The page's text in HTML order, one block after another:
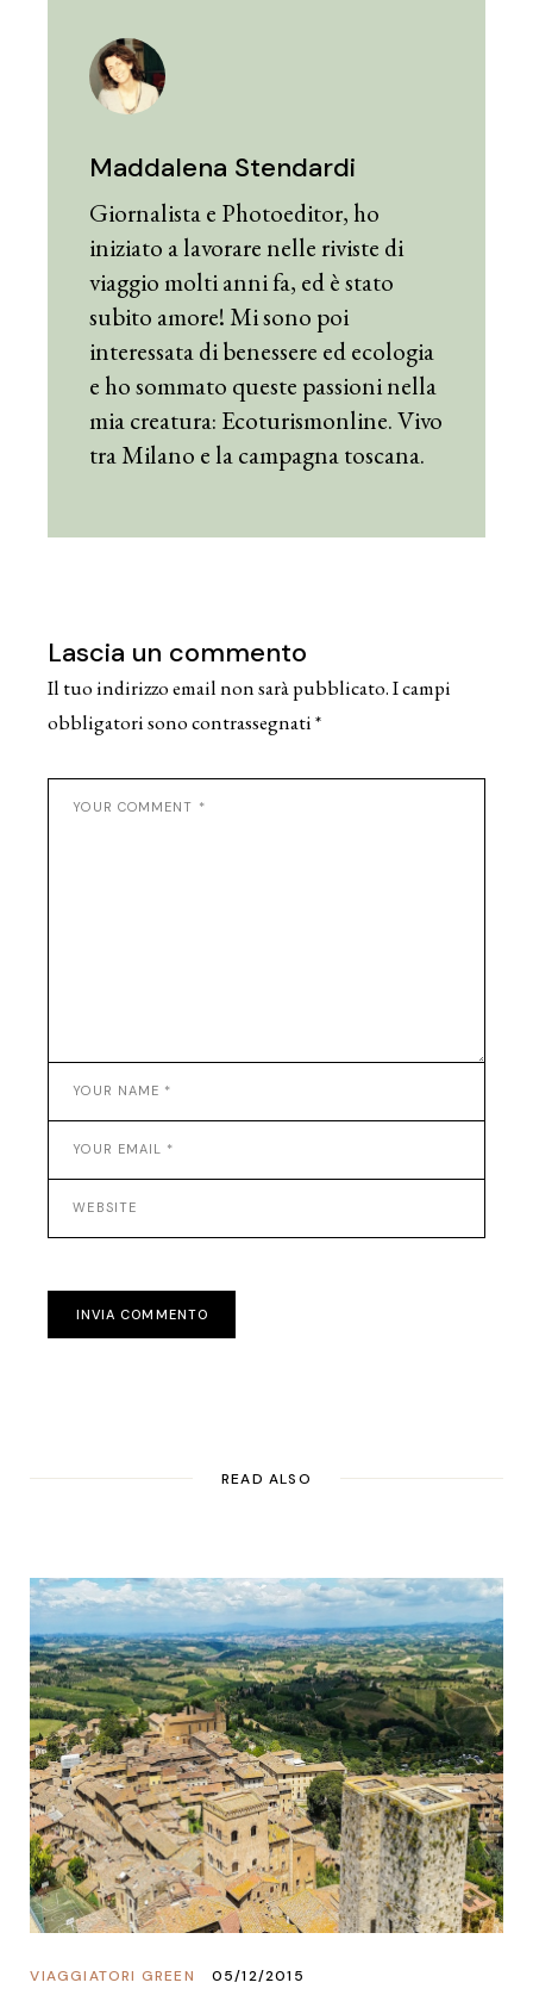
Maddalena Stendardi
Giornalista e Photoeditor, ho
iniziato a lavorare nelle riviste di
viaggio molti anni fa, ed è stato
subito amore! Mi sono poi
interessata di benessere ed ecologia
e ho sommato queste passioni nella
mia creatura: Ecoturismonline. Vivo
tra Milano e la campagna toscana.
Lascia un commento
Il tuo indirizzo email non sarà pubblicato.I campi
obbligatori sono contrassegnati*
INVIA COMMENTO
READ ALSO
VIAGGIATORI GREEN 05/12/2015